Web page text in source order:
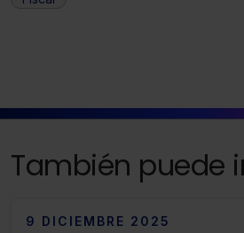
También puede
9 DICIEMBRE 2025